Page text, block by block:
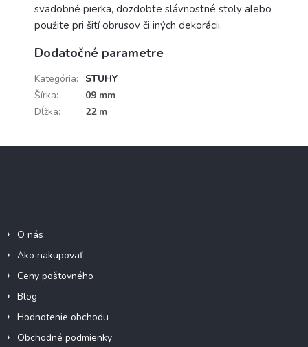
svadobné pierka, dozdobte slávnostné stoly alebo
použite pri šití obrusov či iných dekorácii.
Dodatočné parametre
Kategória:
STUHY
Šírka:
09 mm
Dĺžka: 22 m
O nás
Ako nakupovať
Ceny poštovného
Blog
Hodnotenie obchodu
Obchodné podmienky